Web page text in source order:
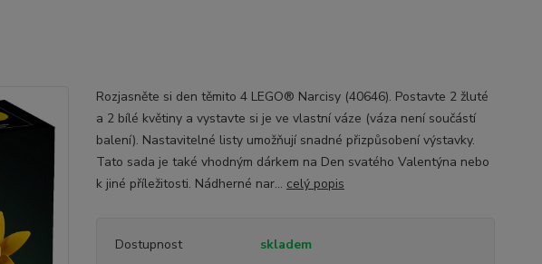
Rozjasněte si den těmito 4 LEGO® Narcisy (40646). Postavte 2 žluté
a 2 bílé květiny a vystavte si je ve vlastní váze (váza není součástí
balení). Nastavitelné listy umožňují snadné přizpůsobení výstavky.
Tato sada je také vhodným dárkem na Den svatého Valentýna nebo
k jiné příležitosti. Nádherné nar... celý popis
Dostupnost skladem